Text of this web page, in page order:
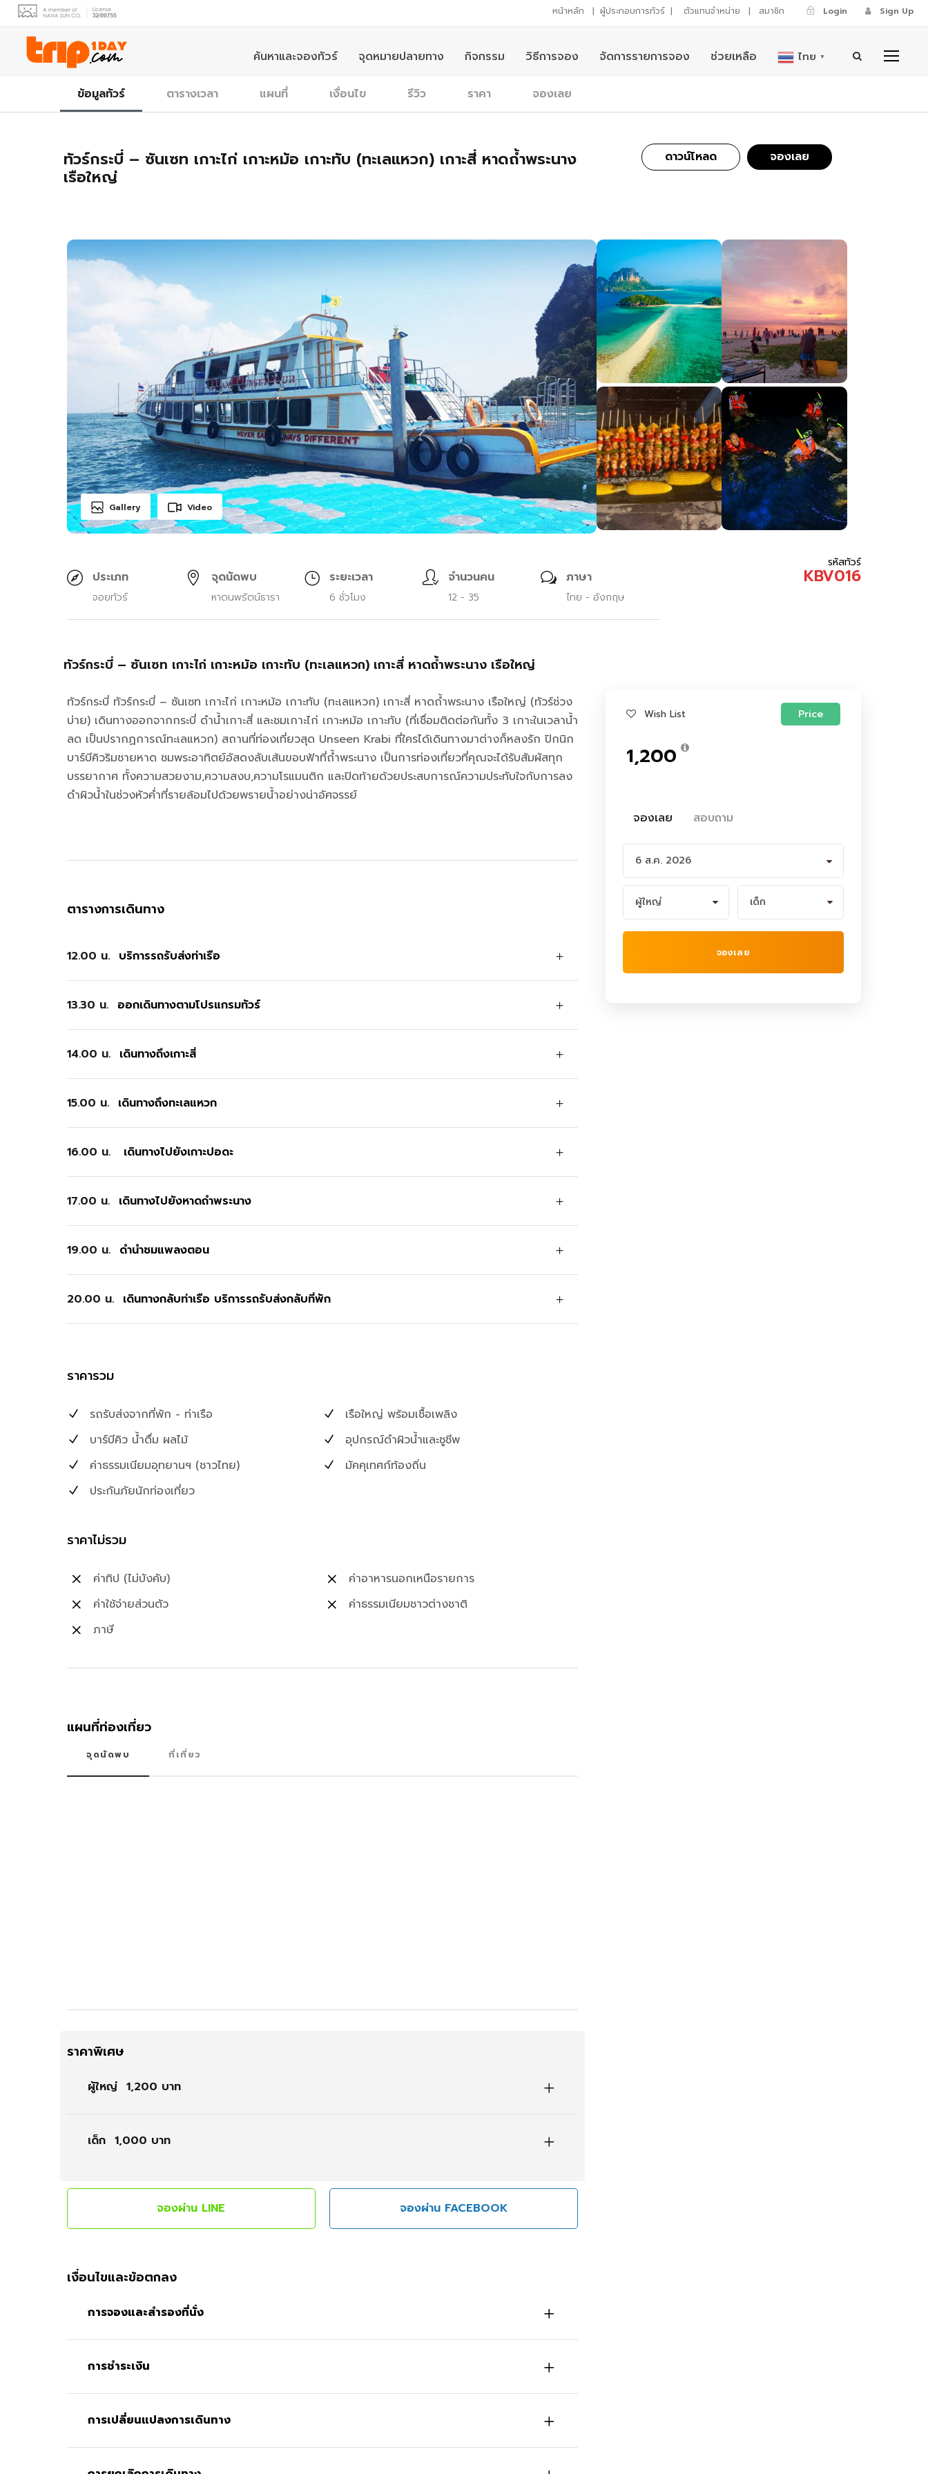
หน้าหลัก | ผู้ประกอบการทัวร์ | ตัวแทนจำหน่าย | สมาชิก Login Sign Up
ค้นหาและจองทัวร์ จุดหมายปลายทาง กิจกรรม วิธีการจอง จัดการรายการจอง ช่วยเหลือ ไทย ▼
ข้อมูลทัวร์ ตารางเวลา แผนที่ เงื่อนไข รีวิว ราคา จองเลย
ทัวร์กระบี่ – ซันเซท เกาะไก่ เกาะหม้อ เกาะทับ (ทะเลแหวก) เกาะสี่ หาดถ้ำพระนาง
เรือใหญ่
ดาวน์โหลด จองเลย
Gallery Video
ประเภท
จอยทัวร์
จุดนัดพบ
หาดนพรัตน์ธารา
ระยะเวลา
ุ6 ชั่วโมง
จำนวนคน
12 - 35
ภาษา
ไทย - อังกฤษ
รหัสทัวร์
KBV016
ทัวร์กระบี่ – ซันเซท เกาะไก่ เกาะหม้อ เกาะทับ (ทะเลแหวก) เกาะสี่ หาดถ้ำพระนาง เรือใหญ่
ทัวร์กระบี่ ทัวร์กระบี่ – ซันเซท เกาะไก่ เกาะหม้อ เกาะทับ (ทะเลแหวก) เกาะสี่ หาดถ้ำพระนาง เรือใหญ่ (ทัวร์ช่วง
บ่าย) เดินทางออกจากกระบี่ ดำน้ำเกาะสี่ และชมเกาะไก่ เกาะหม้อ เกาะทับ (ที่เชื่อมติดต่อกันทั้ง 3 เกาะในเวลาน้ำ
ลด เป็นปรากฏการณ์ทะเลแหวก) สถานที่ท่องเที่ยวสุด Unseen Krabi ที่ใครได้เดินทางมาต่างก็หลงรัก ปิกนิก
บาร์บีคิวริมชายหาด ชมพระอาทิตย์อัสดงลับเส้นขอบฟ้าที่ถ้ำพระนาง เป็นการท่องเที่ยวที่คุณจะได้รับสัมผัสทุก
บรรยากาศ ทั้งความสวยงาม,ความสงบ,ความโรแมนติก และปิดท้ายด้วยประสบการณ์ความประทับใจกับการลง
ดำผิวน้ำในช่วงหัวค่ำที่รายล้อมไปด้วยพรายน้ำอย่างน่าอัศจรรย์
ตารางการเดินทาง
12.00 น. บริการรถรับส่งท่าเรือ
13.30 น. ออกเดินทางตามโปรแกรมทัวร์
14.00 น. เดินทางถึงเกาะสี่
15.00 น. เดินทางถึงทะเลแหวก
16.00 น. เดินทางไปยังเกาะปอดะ
17.00 น. เดินทางไปยังหาดถ้ำพระนาง
19.00 น. ดำน้ำชมแพลงตอน
20.00 น. เดินทางกลับท่าเรือ บริการรถรับส่งกลับที่พัก
ราคารวม
รถรับส่งจากที่พัก - ท่าเรือ
เรือใหญ่ พร้อมเชื้อเพลิง
บาร์บีคิว น้ำดื่ม ผลไม้
อุปกรณ์ดำผิวน้ำและชูชีพ
ค่าธรรมเนียมอุทยานฯ (ชาวไทย)
มัคคุเทศก์ท้องถิ่น
ประกันภัยนักท่องเที่ยว
ราคาไม่รวม
ค่าทิป (ไม่บังคับ)
ค่าอาหารนอกเหนือรายการ
ค่าใช้จ่ายส่วนตัว
ค่าธรรมเนียมชาวต่างชาติ
ภาษี
แผนที่ท่องเที่ยว
จุดนัดพบ ที่เที่ยว
ราคาพิเศษ
ผู้ใหญ่ 1,200 บาท
เด็ก 1,000 บาท
จองผ่าน LINE จองผ่าน FACEBOOK
เงื่อนไขและข้อตกลง
การจองและสำรองที่นั่ง
การชำระเงิน
การเปลี่ยนแปลงการเดินทาง
Wish List Price
1,200
จองเลย สอบถาม